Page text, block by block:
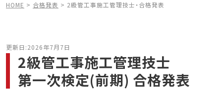
HOME > 合格発表 > 2級管工事施工管理技士・合格発表
更新日:2026年7月7日
2級管工事施工管理技士
第一次検定(前期) 合格発表